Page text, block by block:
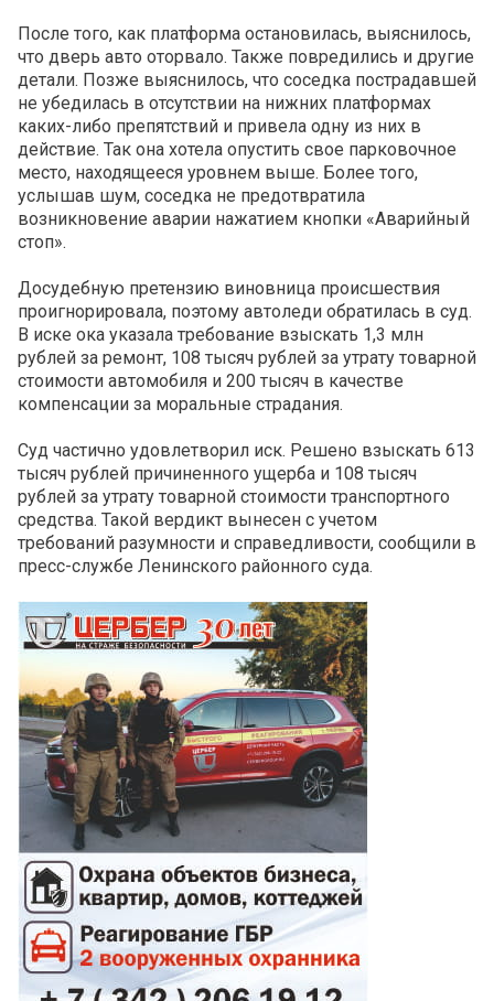
После того, как платформа остановилась, выяснилось,
что дверь авто оторвало. Также повредились и другие
детали. Позже выяснилось, что соседка пострадавшей
не убедилась в отсутствии на нижних платформах
каких-либо препятствий и привела одну из них в
действие. Так она хотела опустить свое парковочное
место, находящееся уровнем выше. Более того,
услышав шум, соседка не предотвратила
возникновение аварии нажатием кнопки «Аварийный
стоп».
Досудебную претензию виновница происшествия
проигнорировала, поэтому автоледи обратилась в суд.
В иске ока указала требование взыскать 1,3 млн
рублей за ремонт, 108 тысяч рублей за утрату товарной
стоимости автомобиля и 200 тысяч в качестве
компенсации за моральные страдания.
Суд частично удовлетворил иск. Решено взыскать 613
тысяч рублей причиненного ущерба и 108 тысяч
рублей за утрату товарной стоимости транспортного
средства. Такой вердикт вынесен с учетом
требований разумности и справедливости, сообщили в
пресс-службе Ленинского районного суда.